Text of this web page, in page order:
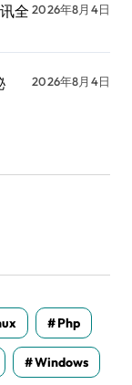
全 2026年8月4日
2026年8月4日
Php
Windows